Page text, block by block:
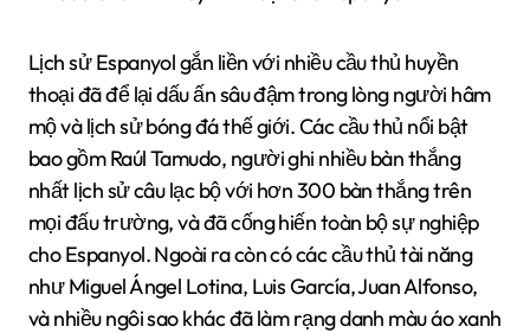
Lịch sử Espanyol gắn liền với nhiều cầu thủ huyền
thoại đã để lại dấu ấn sâu đậm trong lòng người hâm
mộ và lịch sử bóng đá thế giới. Các cầu thủ nổi bật
bao gồm Raúl Tamudo, người ghi nhiều bàn thắng
nhất lịch sử câu lạc bộ với hơn 300 bàn thắng trên
mọi đấu trường, và đã cống hiến toàn bộ sự nghiệp
cho Espanyol. Ngoài ra còn có các cầu thủ tài năng
như Miguel Ángel Lotina, Luis García, Juan Alfonso,
và nhiều ngôi sao khác đã làm rạng danh màu áo xanh